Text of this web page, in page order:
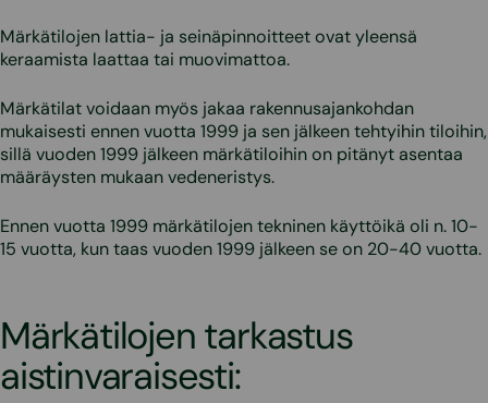
Märkätilojen lattia- ja seinäpinnoitteet ovat yleensä
keraamista laattaa tai muovimattoa.
Märkätilat voidaan myös jakaa rakennusajankohdan
mukaisesti ennen vuotta 1999 ja sen jälkeen tehtyihin tiloihin,
sillä vuoden 1999 jälkeen märkätiloihin on pitänyt asentaa
määräysten mukaan vedeneristys.
Ennen vuotta 1999 märkätilojen tekninen käyttöikä oli n. 10-
15 vuotta, kun taas vuoden 1999 jälkeen se on 20-40 vuotta.
Märkätilojen tarkastus
aistinvaraisesti: